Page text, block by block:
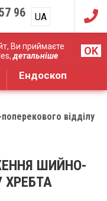
Ви приймаєте
детальніше OK
96 UA
RU
обладнання
Ендоскоп
відділу
ШИЙНО-
ХРЕБТА